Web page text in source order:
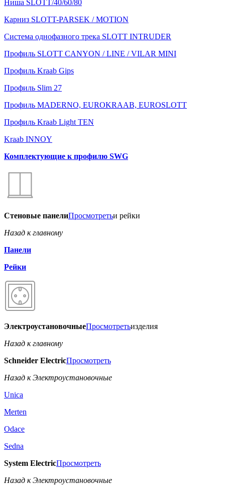
Ниша SLOTT/40/60/80
Карниз SLOTT-PARSEK / MOTION
Система однофазного трека SLOTT INTRUDER
Профиль SLOTT CANYON / LINE / VILAR MINI
Профиль Kraab Gips
Профиль Slim 27
Профиль MADERNO, EUROKRAAB, EUROSLOTT
Профиль Kraab Light TEN
Kraab INNOY
Комплектующие к профилю SWG
Стеновые панелиПросмотретьи рейки
Назад к главному
Панели
Рейки
ЭлектроустановочныеПросмотретьизделия
Назад к главному
Schneider ElectricПросмотреть
Назад к Электроустановочные
Unica
Merten
Odace
Sedna
System ElectricПросмотреть
Назад к Электроустановочные